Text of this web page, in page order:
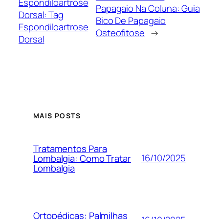
Dorsal: Tag
Espondiloartrose
Dorsal
Papagaio Na Coluna: Guia
Bico De Papagaio
Osteofitose →
MAIS POSTS
Tratamentos Para
Lombalgia: Como Tratar
Lombalgia
16/10/2025
Ortopédicas: Palmilhas